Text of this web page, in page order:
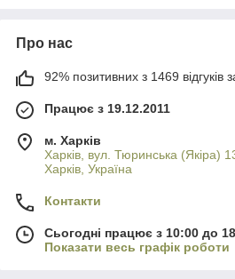
Про нас
92% позитивних з 1469 відгуків
Працює з 19.12.2011
м. Харків
Харків, вул. Тюринська (Якіра)
Харків, Україна
Контакти
Сьогодні працює з 10:00 до
Показати весь графік роботи